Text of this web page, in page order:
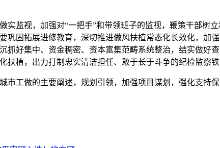
视，加强对“一把手”和带领班子的监视，鞭策干部树
固拓展进修教育，深切推进做风扶植常态化长效化，加
好集中、资金稠密、资本富集范畴系统整治，结实做好
植，出力打制忠实清洁担任、敢于长于斗争的纪检监察铁
工做的主要阐述，规划引领，加强项目谋划，强化支持